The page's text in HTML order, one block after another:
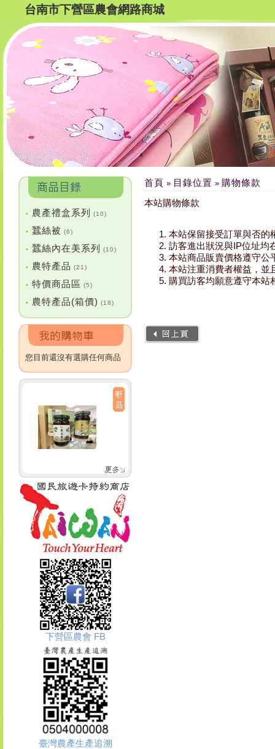
台南市下營區農會網路商城
• 農產禮盒系列 (10)
• 蠶絲被 (6)
• 蠶絲內在美系列 (10)
• 農特產品 (21)
• 特價商品區 (5)
• 農特產品(箱價) (18)
您目前還沒有選購任何商品
下營區農會 FB
臺灣農產生產追溯
首頁 » 目錄位置 » 購物條款
本站購物條款
本站保留接受訂單與否的
訪客進出狀況與IP位址均
本站商品販賣價格遵守公
本站注重消費者權益，並
購買訪客均願意遵守本站